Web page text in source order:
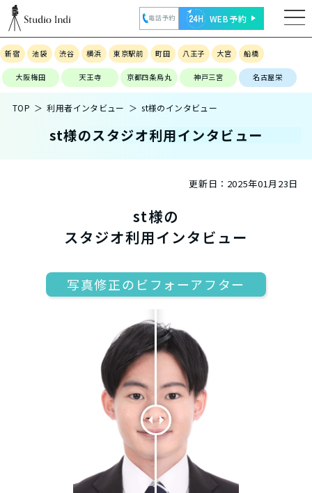
電話予約 WEB予約
新宿 池袋 渋谷 横浜 東京駅前 町田 八王子 大宮 船橋
大阪梅田 天王寺 京都四条烏丸 神戸三宮 名古屋栄
TOP 利用者インタビュー st様のインタビュー
st様のスタジオ利用インタビュー
更新日： 2025年01月23日
st様の
スタジオ利用インタビュー
写真修正のビフォーアフター